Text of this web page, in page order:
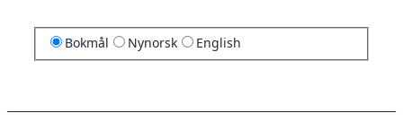
Bokmål Nynorsk English